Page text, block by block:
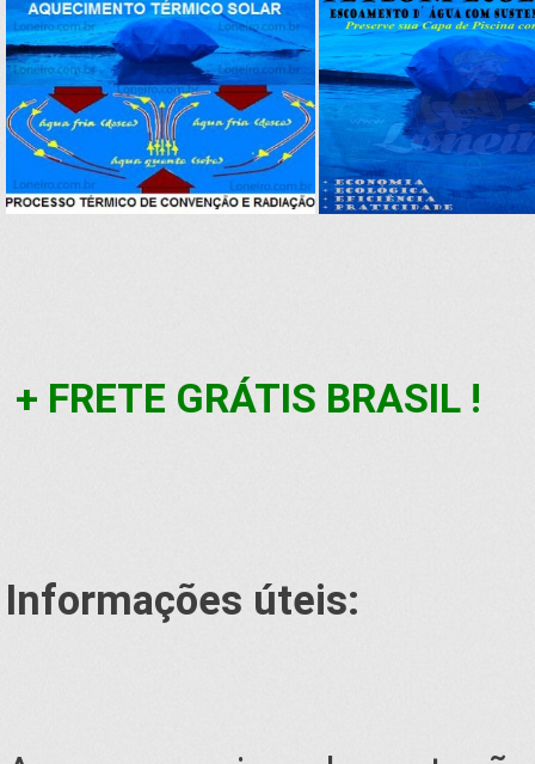
+ FRETE GRÁTIS BRASIL !
Informações úteis: